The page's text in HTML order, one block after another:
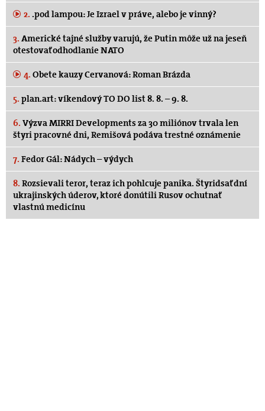
2. .pod lampou: Je Izrael v práve, alebo je vinný?
3. Americké tajné služby varujú, že Putin môže už na jeseň
otestovať odhodlanie NATO
4. Obete kauzy Cervanová: Roman Brázda
5. plan.art: víkendový TO DO list 8. 8. – 9. 8.
6. Výzva MIRRI Developments za 30 miliónov trvala len
štyri pracovné dni, Remišová podáva trestné oznámenie
7. Fedor Gál: Nádych – výdych
8. Rozsievali teror, teraz ich pohlcuje panika. Štyridsať dní
ukrajinských úderov, ktoré donútili Rusov ochutnať
vlastnú medicínu